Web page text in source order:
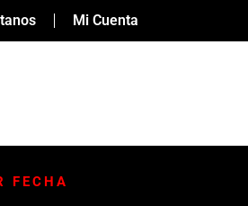
Mi Cuenta
FECHA